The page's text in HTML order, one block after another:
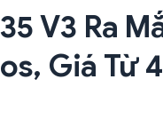
V3 Ra
Giá Từ